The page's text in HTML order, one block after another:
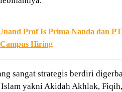
Prof Is Prima Nanda dan
Hiring
sangat strategis berdiri
yakni Akidah Akhlak,